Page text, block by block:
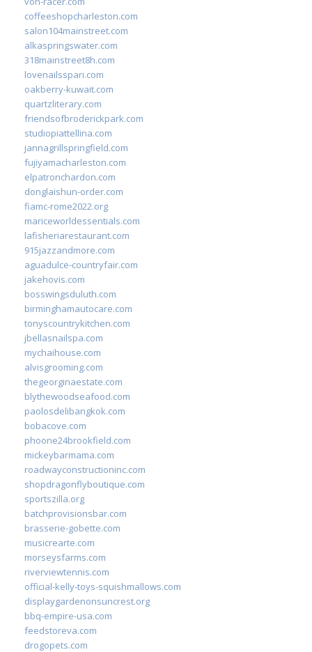
coffeeshopcharleston.com
salon104mainstreet.com
alkaspringswater.com
318mainstreet8h.com
lovenailsspari.com
oakberry-kuwait.com
quartzliterary.com
friendsofbroderickpark.com
studiopiattellina.com
jannagrillspringfield.com
fujiyamacharleston.com
elpatronchardon.com
donglaishun-order.com
fiamc-rome2022.org
mariceworldessentials.com
lafisheriarestaurant.com
915jazzandmore.com
aguadulce-countryfair.com
jakehovis.com
bosswingsduluth.com
birminghamautocare.com
tonyscountrykitchen.com
jbellasnailspa.com
mychaihouse.com
alvisgrooming.com
thegeorginaestate.com
blythewoodseafood.com
paolosdelibangkok.com
bobacove.com
phoone24brookfield.com
mickeybarmama.com
roadwayconstructioninc.com
shopdragonflyboutique.com
sportszilla.org
batchprovisionsbar.com
brasserie-gobette.com
musicrearte.com
morseysfarms.com
riverviewtennis.com
official-kelly-toys-squishmallows.com
displaygardenonsuncrest.org
bbq-empire-usa.com
feedstoreva.com
drogopets.com